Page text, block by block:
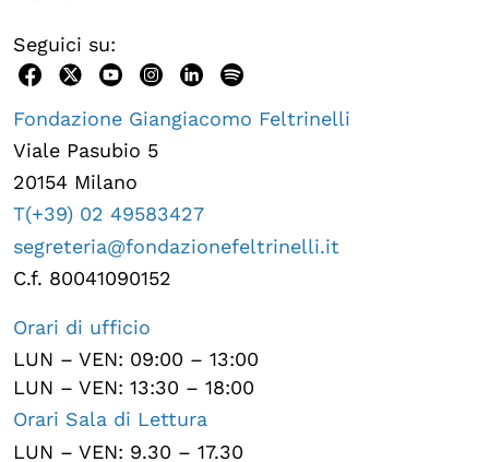
Seguici su:
Fondazione Giangiacomo Feltrinelli
Viale Pasubio 5
20154 Milano
T(+39) 02 49583427
segreteria@fondazionefeltrinelli.it
C.f. 80041090152
Orari di ufficio
LUN – VEN: 09:00 – 13:00
LUN – VEN: 13:30 – 18:00
Orari Sala di Lettura
LUN – VEN: 9.30 – 17.30